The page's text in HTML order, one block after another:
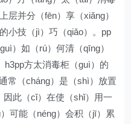
层并分（fēn）享（xiǎng）
小技（jì）巧（qiǎo）。pp
）如（rú）何清（qīng）
h3pp方太消毒柜（guì）的
常（cháng）是（shì）放置
此（cǐ）在使（shǐ）用一
可能（néng）会积（jī）累